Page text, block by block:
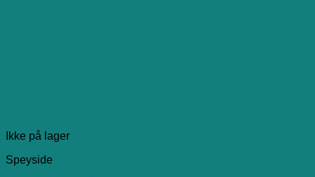
Ikke på lager
Speyside